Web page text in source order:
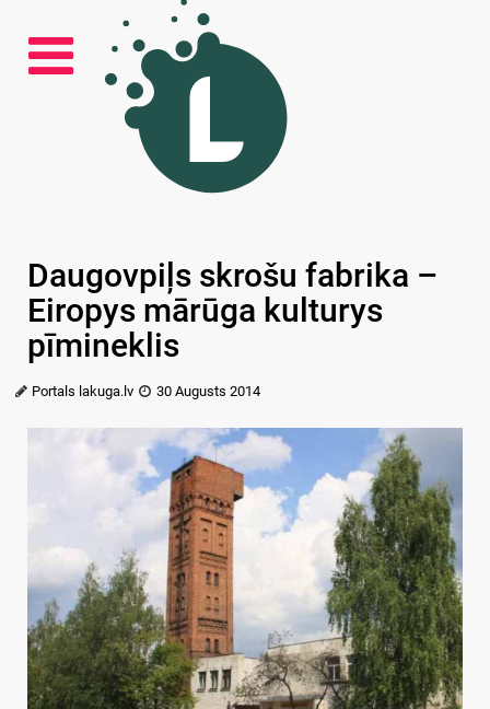
Daugovpiļs skrošu fabrika –
Eiropys mārūga kulturys
pīmineklis
Portals lakuga.lv 30 Augusts 2014